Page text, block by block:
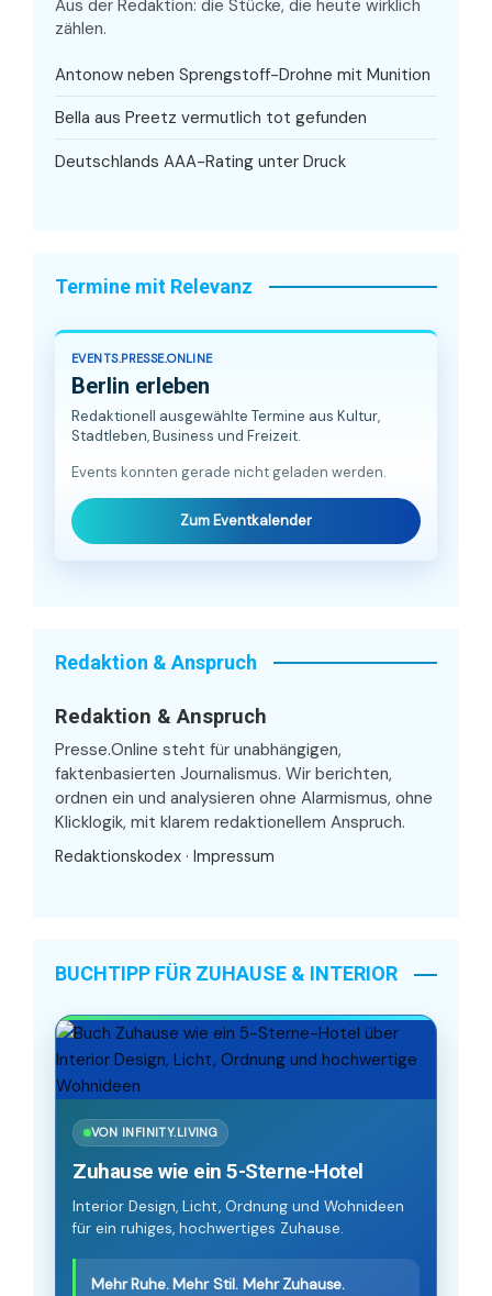
Aus der Redaktion: die Stücke, die heute wirklich
zählen.
Antonow neben Sprengstoff-Drohne mit Munition
Bella aus Preetz vermutlich tot gefunden
Deutschlands AAA-Rating unter Druck
Termine mit Relevanz
EVENTS.PRESSE.ONLINE
Berlin erleben
Redaktionell ausgewählte Termine aus Kultur,
Stadtleben, Business und Freizeit.
Events konnten gerade nicht geladen werden.
Zum Eventkalender
Redaktion & Anspruch
Redaktion & Anspruch
Presse.Online steht für unabhängigen,
faktenbasierten Journalismus. Wir berichten,
ordnen ein und analysieren ohne Alarmismus, ohne
Klicklogik, mit klarem redaktionellem Anspruch.
Redaktionskodex · Impressum
BUCHTIPP FÜR ZUHAUSE & INTERIOR
VON INFINITY.LIVING
Zuhause wie ein 5-Sterne-Hotel
Interior Design, Licht, Ordnung und Wohnideen
für ein ruhiges, hochwertiges Zuhause.
Mehr Ruhe. Mehr Stil. Mehr Zuhause.